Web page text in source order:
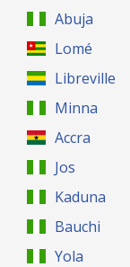
Abuja
Lomé
Libreville
Minna
Accra
Jos
Kaduna
Bauchi
Yola